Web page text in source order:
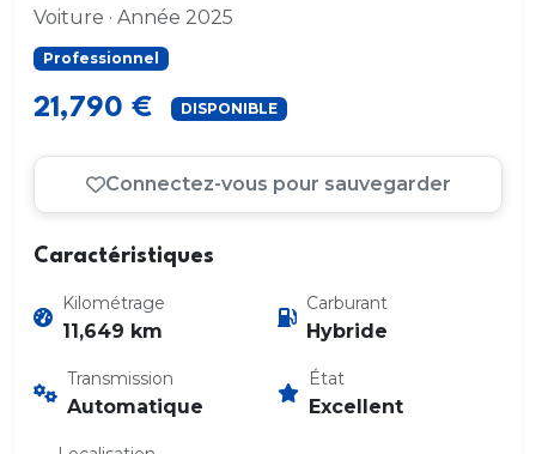
Voiture · Année 2025
Professionnel
21,790 € DISPONIBLE
Connectez-vous pour sauvegarder
Caractéristiques
Kilométrage
11,649 km
Carburant
Hybride
Transmission
Automatique
État
Excellent